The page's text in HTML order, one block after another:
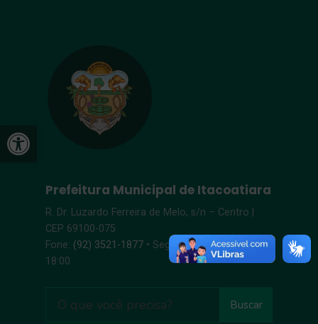
Open toolbar
Prefeitura Municipal de Itacoatiara
R. Dr. Luzardo Ferreira de Melo, s/n – Centro |
CEP 69100-075
Fone: (92) 3521-1877 • Segunda-Sexta, 8:00 –
18:00
Buscar